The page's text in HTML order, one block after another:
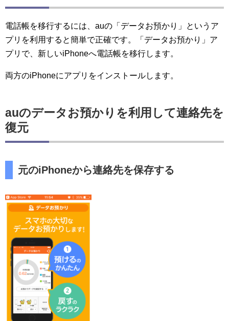
電話帳を移行するには、auの「データお預かり」というア
プリを利用すると簡単で正確です。「データお預かり」ア
プリで、新しいiPhoneへ電話帳を移行します。
両方のiPhoneにアプリをインストールします。
auのデータお預かりを利用して連絡先を
復元
元のiPhoneから連絡先を保存する